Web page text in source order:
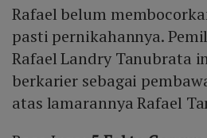
Rafael belum
pasti pernikahannya.
Rafael Landry Tanubrata
berkarier sebagai
atas lamarannya Rafael